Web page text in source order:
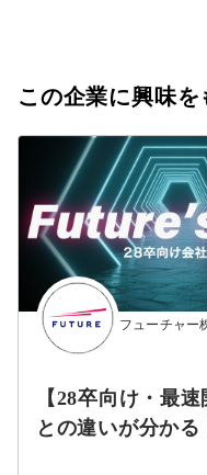
この企業に興味
フューチャー
【28卒向け・最
との違いが分かる